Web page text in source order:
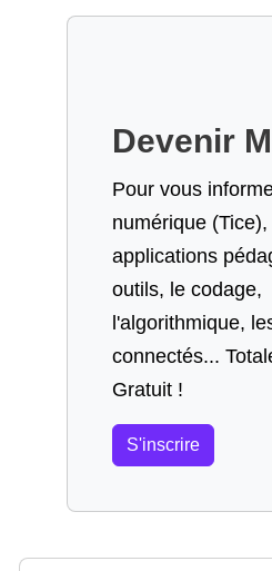
Devenir
Pour vous
numérique (Tice),
applications
outils, le codage,
l'algorithmique,
connectés...
Gratuit !
S'inscrire